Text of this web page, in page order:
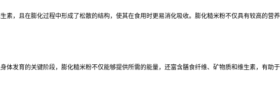
，且在膨化过程中形成了松散的结构，使其在食用时更易消化吸收。膨化糙米粉不仅具有较高的营养
发育的关键阶段，膨化糙米粉不仅能够提供所需的能量，还富含膳食纤维、矿物质和维生素，有助于